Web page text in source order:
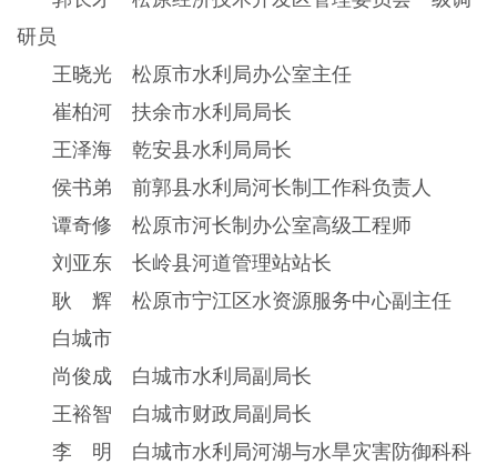
研员
王晓光 松原市水利局办公室主任
崔柏河 扶余市水利局局长
王泽海 乾安县水利局局长
侯书弟 前郭县水利局河长制工作科负责人
谭奇修 松原市河长制办公室高级工程师
刘亚东 长岭县河道管理站站长
耿 辉 松原市宁江区水资源服务中心副主任
白城市
尚俊成 白城市水利局副局长
王裕智 白城市财政局副局长
李 明 白城市水利局河湖与水旱灾害防御科科